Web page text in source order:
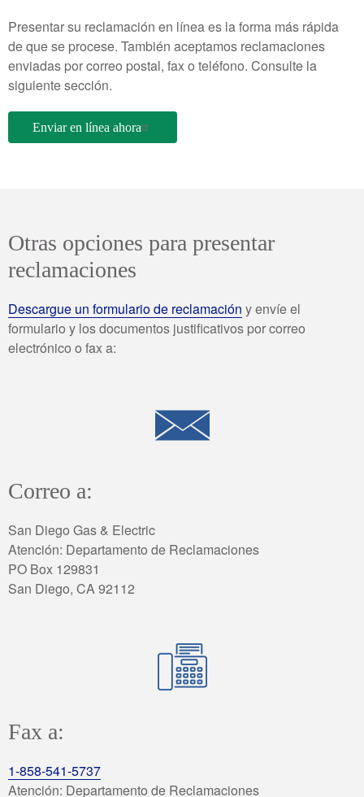
Presentar su reclamación en línea es la forma más rápida
de que se procese. También aceptamos reclamaciones
enviadas por correo postal, fax o teléfono. Consulte la
siguiente sección.
Enviar en línea ahora
Otras opciones para presentar
reclamaciones
Descargue un formulario de reclamación y envíe el
formulario y los documentos justificativos por correo
electrónico o fax a:
Correo a:
San Diego Gas & Electric
Atención: Departamento de Reclamaciones
PO Box 129831
San Diego, CA 92112
Fax a:
1-858-541-5737
Atención: Departamento de Reclamaciones